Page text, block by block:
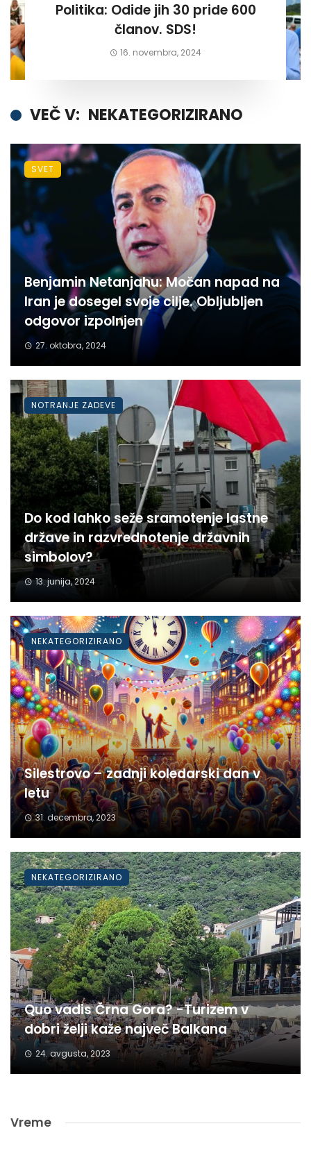
Politika: Odide jih 30 pride 600
članov. SDS!
16. novembra, 2024
VEČ V: NEKATEGORIZIRANO
Benjamin Netanjahu: Močan napad na
Iran je dosegel svoje cilje. Obljubljen
odgovor izpolnjen
27. oktobra, 2024
SVET
Do kod lahko seže sramotenje lastne
države in razvrednotenje državnih
simbolov?
13. junija, 2024
NOTRANJE ZADEVE
Silestrovo – zadnji koledarski dan v
letu
31. decembra, 2023
NEKATEGORIZIRANO
Quo vadis Črna Gora? -Turizem v
dobri želji kaže največ Balkana
24. avgusta, 2023
NEKATEGORIZIRANO
Vreme